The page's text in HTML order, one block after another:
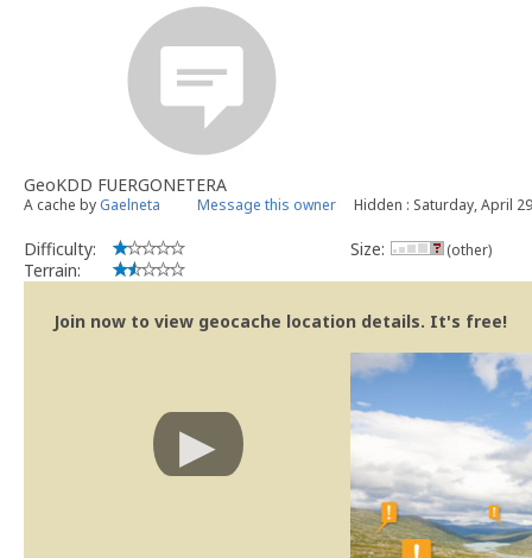
GeoKDD FUERGONETERA
A cache by Gaelneta Message this owner Hidden : Saturday, April
Difficulty:
Terrain:
Size: (other)
Join now to view geocache location details. It's free!